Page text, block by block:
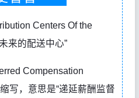
Centers Of the
来的配送中心”
Compensation
写，意思是“递延薪酬监督